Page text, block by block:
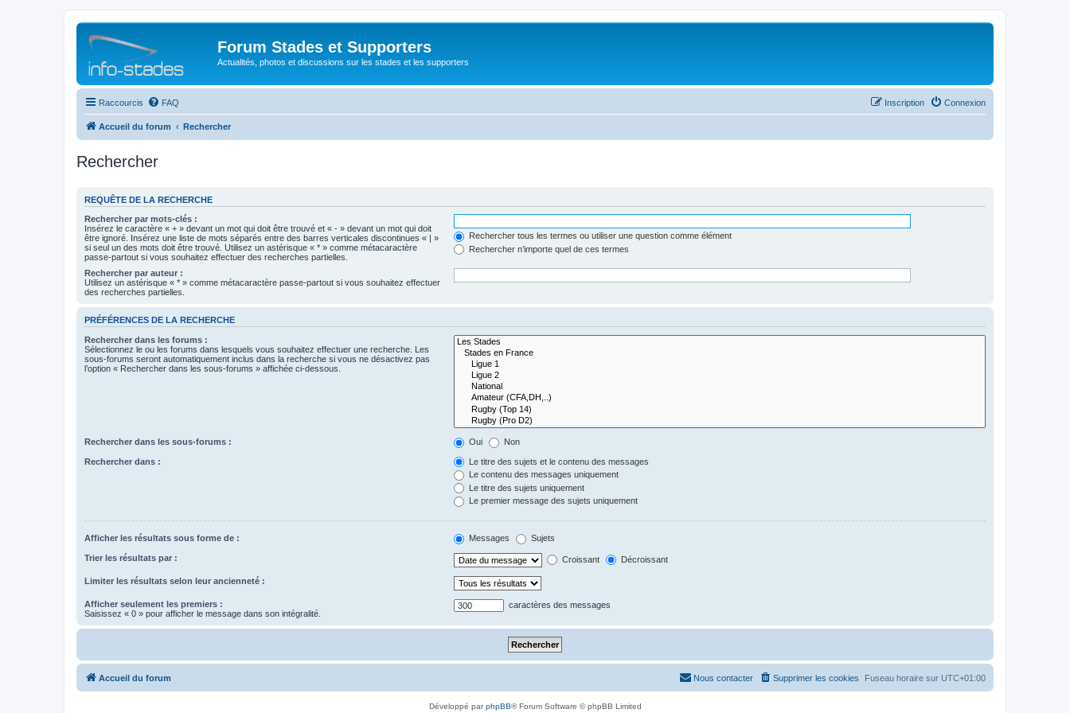
Forum Stades et Supporters
Actualités, photos et discussions sur les stades et les supporters
Raccourcis FAQ Connexion
Inscription
Accueil du forum Rechercher
Rechercher
REQUÊTE DE LA RECHERCHE
Rechercher par mots-clés :
Insérez le caractère « + » devant un mot qui doit être trouvé et « - » devant un mot qui doit
être ignoré. Insérez une liste de mots séparés entre des barres verticales discontinues « | »
si seul un des mots doit être trouvé. Utilisez un astérisque « * » comme métacaractère
passe-partout si vous souhaitez effectuer des recherches partielles.
Rechercher tous les termes ou utiliser une question comme élément
Rechercher n’importe quel de ces termes
Rechercher par auteur :
Utilisez un astérisque « * » comme métacaractère passe-partout si vous souhaitez effectuer
des recherches partielles.
PRÉFÉRENCES DE LA RECHERCHE
Rechercher dans les forums :
Sélectionnez le ou les forums dans lesquels vous souhaitez effectuer une recherche. Les
sous-forums seront automatiquement inclus dans la recherche si vous ne désactivez pas
l’option « Rechercher dans les sous-forums » affichée ci-dessous.
Rechercher dans les sous-forums : Oui Non
Rechercher dans :
Le titre des sujets et le contenu des messages
Le contenu des messages uniquement
Le titre des sujets uniquement
Le premier message des sujets uniquement
Afficher les résultats sous forme de : Messages Sujets
Trier les résultats par : Croissant Décroissant
Limiter les résultats selon leur ancienneté :
Afficher seulement les premiers :
Saisissez « 0 » pour afficher le message dans son intégralité.
caractères des messages
Accueil du forum Fuseau horaire sur UTC+01:00
Supprimer les cookies
Nous contacter
Développé parphpBB® Forum Software © phpBB Limited